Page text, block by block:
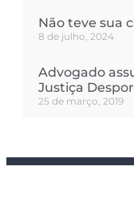
Não teve sua
8 de julho, 2024
Advogado
Justiça
25 de março, 2019